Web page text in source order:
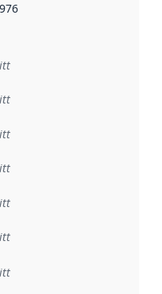
når dataene i dette